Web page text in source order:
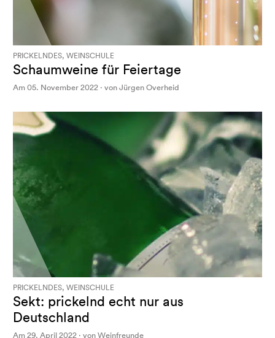
PRICKELNDES, WEINSCHULE
Schaumweine für Feiertage
Am 05. November 2022 · von Jürgen Overheid
PRICKELNDES, WEINSCHULE
Sekt: prickelnd echt nur aus
Deutschland
Am 29. April 2022 · von Weinfreunde